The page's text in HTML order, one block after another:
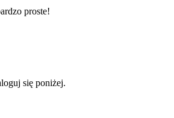
proste!
się poniżej.